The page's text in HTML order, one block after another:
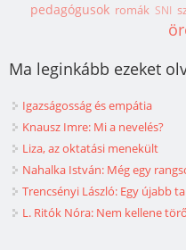
pedagógusok romák SNI
Ma leginkább ezeket
Igazságosság és empátia
Knausz Imre: Mi a nevelés?
Liza, az oktatási menekült
Nahalka István: Még egy
Trencsényi László: Egy újabb
L. Ritók Nóra: Nem kellene